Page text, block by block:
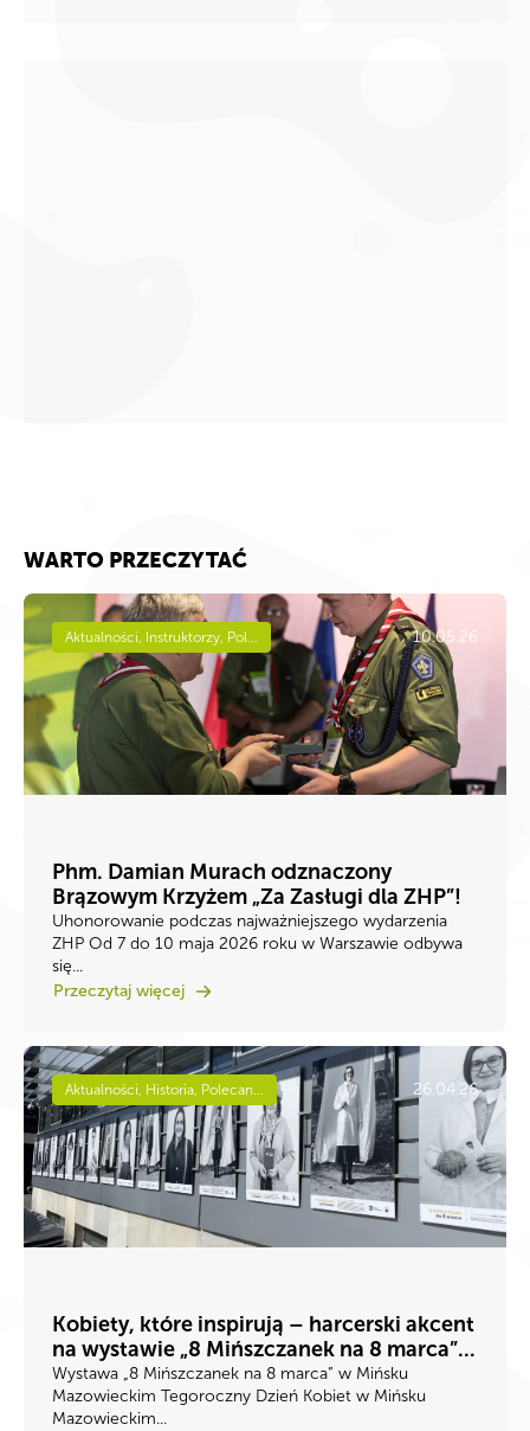
WARTO PRZECZYTAĆ
Aktualności, Instruktorzy, Pol... 10.05.26
Phm. Damian Murach odznaczony
Brązowym Krzyżem „Za Zasługi dla ZHP”!
Uhonorowanie podczas najważniejszego wydarzenia
ZHP Od 7 do 10 maja 2026 roku w Warszawie odbywa
się...
Przeczytaj więcej
Aktualności, Historia, Polecan... 26.04.26
Kobiety, które inspirują – harcerski akcent
na wystawie „8 Mińszczanek na 8 marca”...
Wystawa „8 Mińszczanek na 8 marca” w Mińsku
Mazowieckim Tegoroczny Dzień Kobiet w Mińsku
Mazowieckim...